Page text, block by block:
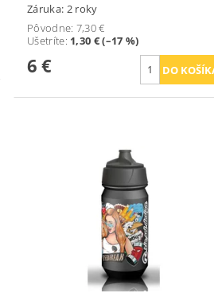
Záruka: 2 roky
Pôvodne: 7,30 €
Ušetríte: 1,30 € (–17 %)
6 €